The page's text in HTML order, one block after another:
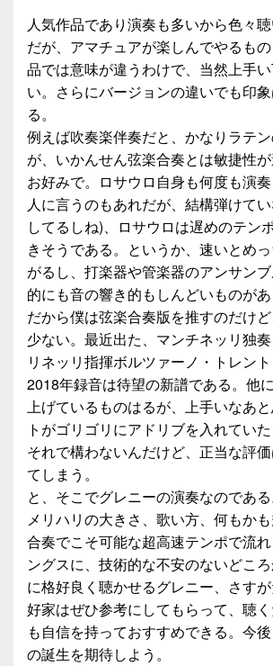
人気作品であり演奏も多いから色々
だが、アマチュアが楽しんでやるも
品では意味が違うわけで、当然上手
い。さらにバージョンの違いでも印
る。
例えば吹奏楽伴奏だと、かなりラテ
が、いかんせん弦楽合奏とは敏捷性
お好みで。ロサウロ自身も何度も演
人に言うのもあれだが、結構弾けて
してるしね)、ロサウロは遅めのテン
きそうである。というか、速いとめ
がるし、打楽器や管楽器のアンサン
的にも音の響き的もしんどいものがあ
だから僕は弦楽合奏版を推すのだけ
少ない。最近出た、マンチネッリ独
リネッリ指揮ボルツァーノ・トレン
2018年録音は待望の新譜である。他
上げているものはるが、上手いなあ
トがゴリゴリにアドリブを入れてい
それで構わないんだけど、正当な評
てしまう。
と、そこでグレニーの演奏なのである
メリハリの大きさ、歌い方、何もか
合奏でこそ可能な超高速テンポで流
ングスに、技術的な不安のないどこ
に格好良く聴かせるグレニー、さす
好家はぜひ参考にしてもらって、聴
も自信を持っておすすめできる。今
の誕生を期待しよう。